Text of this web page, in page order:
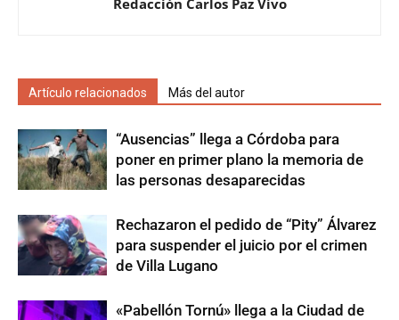
Artículo relacionados Más del autor
“Ausencias” llega a Córdoba para
poner en primer plano la memoria de
las personas desaparecidas
Rechazaron el pedido de “Pity” Álvarez
para suspender el juicio por el crimen
de Villa Lugano
«Pabellón Tornú» llega a la Ciudad de